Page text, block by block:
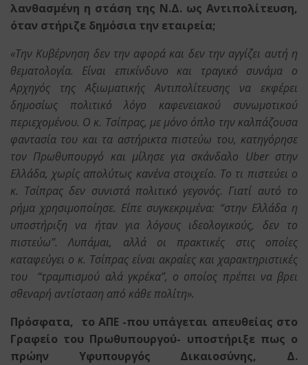
λανθασμένη η στάση της Ν.Δ. ως Αντιπολίτευση,
όταν στήριζε δημόσια την εταιρεία;
«Την Κυβέρνηση δεν την αφορά και δεν την αγγίζει αυτή η
θεματολογία. Είναι επικίνδυνο και τραγικό συνάμα ο
Αρχηγός της Αξιωματικής Αντιπολίτευσης να εκφέρει
δημοσίως πολιτικό λόγο καφενειακού συνωμοτικού
περιεχομένου. Ο κ. Τσίπρας, με μόνο όπλο την καλπάζουσα
φαντασία του και τα αστήρικτα πιστεύω του, κατηγόρησε
τον Πρωθυπουργό και μίλησε για σκάνδαλο Uber στην
Ελλάδα, χωρίς απολύτως κανένα στοιχείο. Το τι πιστεύει ο
κ. Τσίπρας δεν συνιστά πολιτικό γεγονός. Γιατί αυτό το
ρήμα χρησιμοποίησε. Είπε συγκεκριμένα: “στην Ελλάδα η
υποστήριξη να ήταν για λόγους ιδεολογικούς, δεν το
πιστεύω”. Λυπάμαι, αλλά οι πρακτικές στις οποίες
καταφεύγει ο κ. Τσίπρας είναι ακραίες και χαρακτηριστικές
του “τραμπισμού αλά γκρέκα”, ο οποίος πρέπει να βρει
σθεναρή αντίσταση από κάθε πολίτη».
Πρόσφατα, το ΑΠΕ -που υπάγεται απευθείας στο
Γραφείο του Πρωθυπουργού- υποστήριξε πως ο
πρώην Υφυπουργός Δικαιοσύνης, Δ.